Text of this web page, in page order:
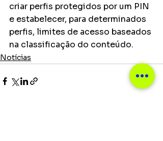
criar perfis protegidos por um PIN
e estabelecer, para determinados
perfis, limites de acesso baseados
na classificação do conteúdo.
Notícias